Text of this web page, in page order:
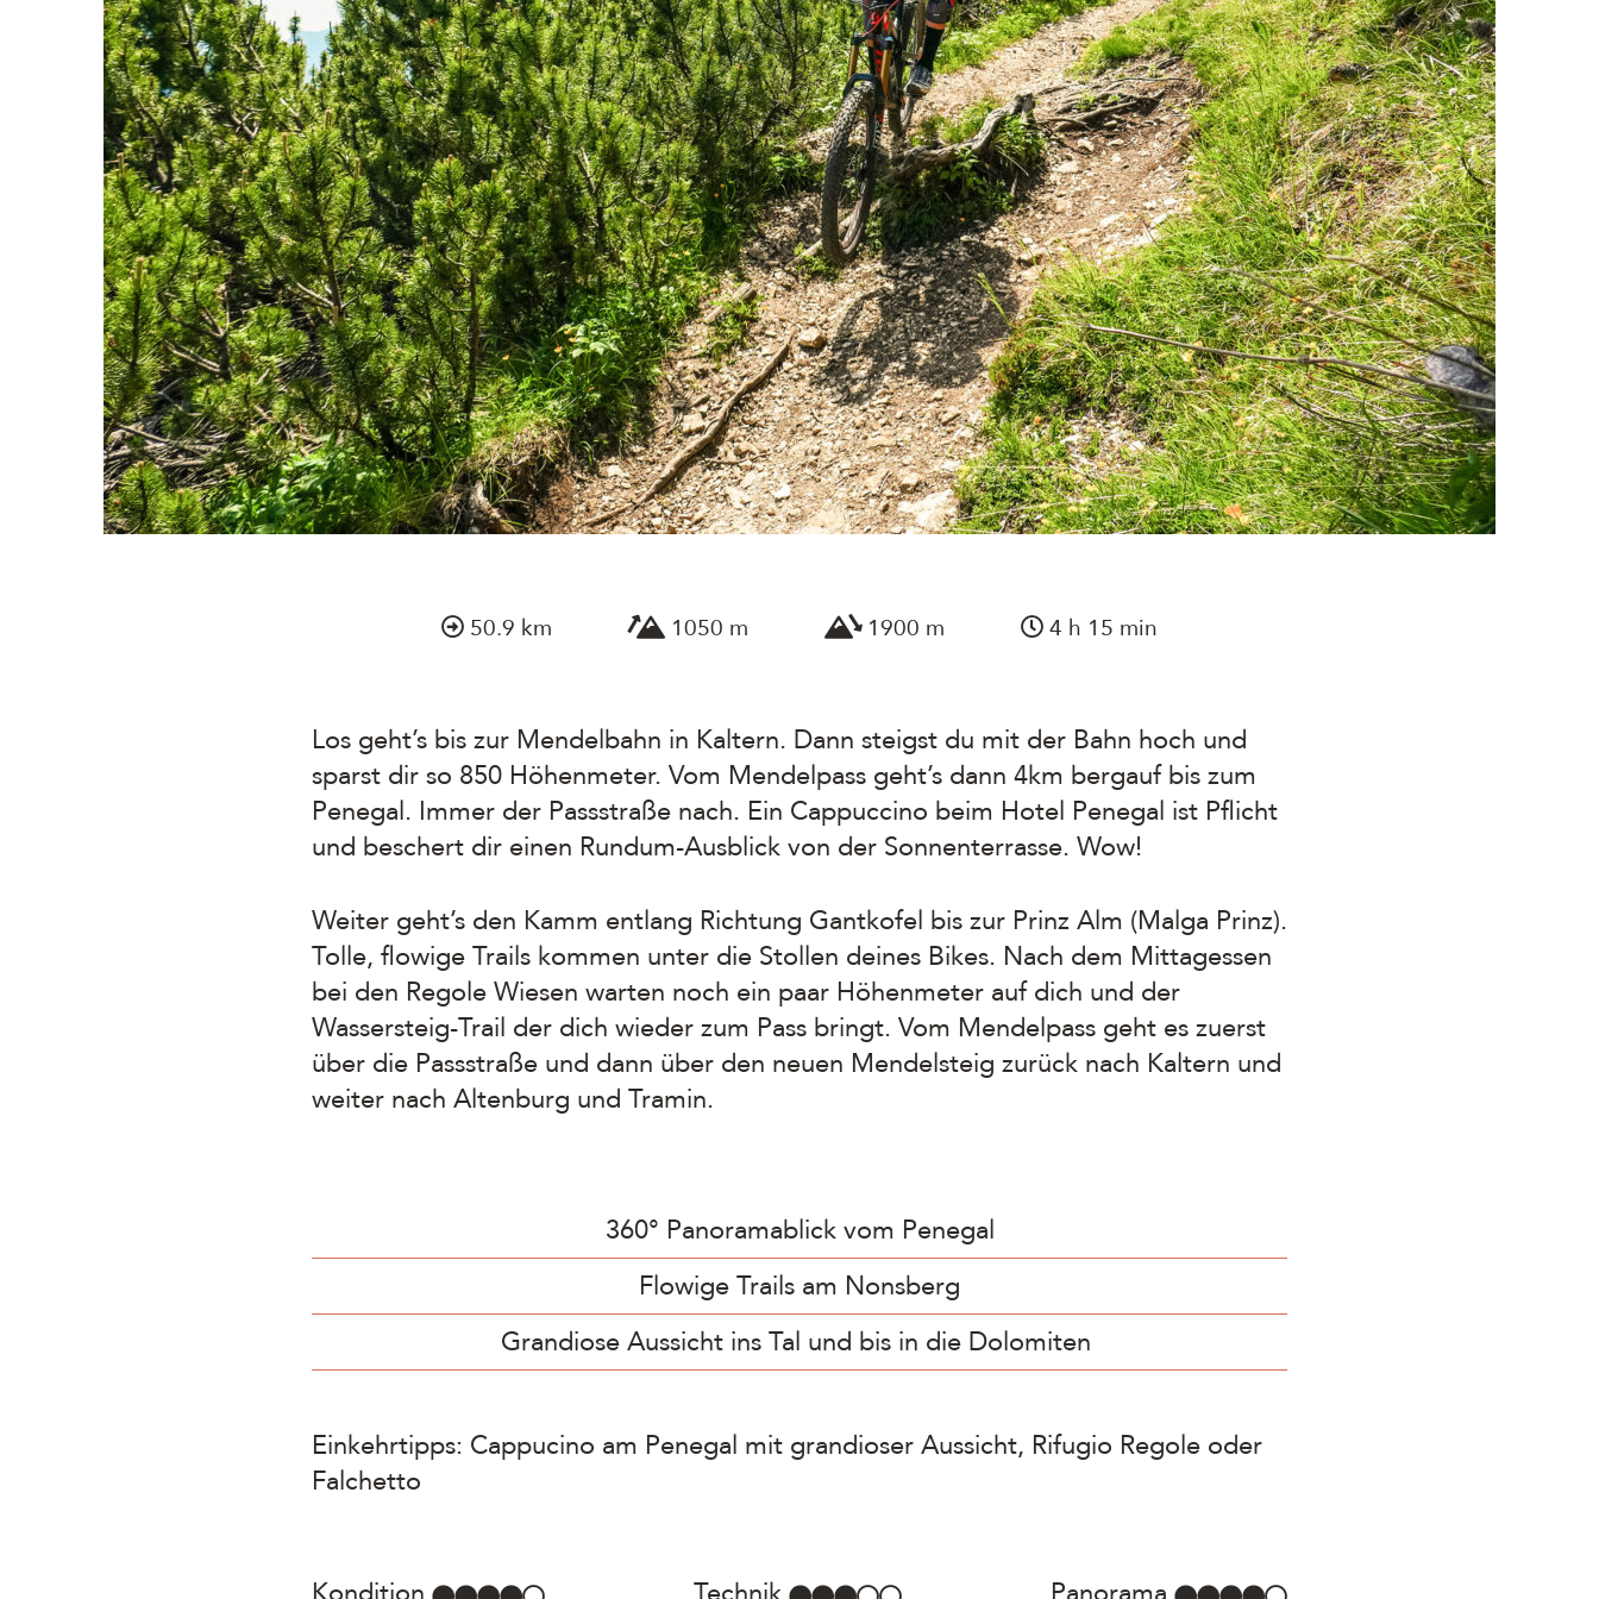
50.9 km 1050 m 1900 m 4 h 15 min
Los geht’s bis zur Mendelbahn in Kaltern. Dann steigst du mit der Bahn hoch und
sparst dir so 850 Höhenmeter. Vom Mendelpass geht’s dann 4km bergauf bis zum
Penegal. Immer der Passstraße nach. Ein Cappuccino beim Hotel Penegal ist Pflicht
und beschert dir einen Rundum-Ausblick von der Sonnenterrasse. Wow!
Weiter geht’s den Kamm entlang Richtung Gantkofel bis zur Prinz Alm (Malga Prinz).
Tolle, flowige Trails kommen unter die Stollen deines Bikes. Nach dem Mittagessen
bei den Regole Wiesen warten noch ein paar Höhenmeter auf dich und der
Wassersteig-Trail der dich wieder zum Pass bringt. Vom Mendelpass geht es zuerst
über die Passstraße und dann über den neuen Mendelsteig zurück nach Kaltern und
weiter nach Altenburg und Tramin.
360° Panoramablick vom Penegal
Flowige Trails am Nonsberg
Grandiose Aussicht ins Tal und bis in die Dolomiten
Einkehrtipps: Cappucino am Penegal mit grandioser Aussicht, Rifugio Regole oder
Falchetto